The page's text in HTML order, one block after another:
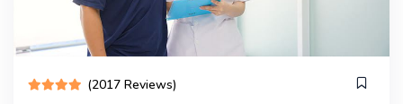
(2017 Reviews)